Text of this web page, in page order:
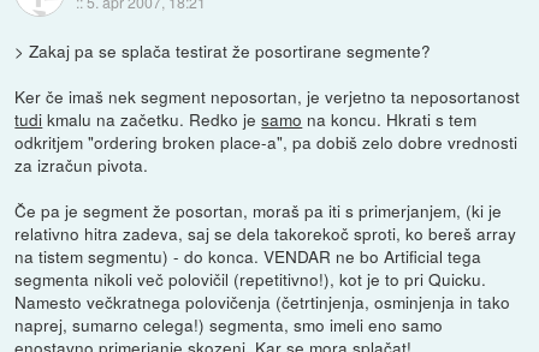
> Zakaj pa se splača testirat že posortirane segmente?
Ker če imaš nek segment neposortan, je verjetno ta neposortanost
tudi kmalu na začetku. Redko jesamo na koncu. Hkrati s tem
odkritjem "ordering broken place-a", pa dobiš zelo dobre vrednosti
za izračun pivota.
Če pa je segment že posortan, moraš pa iti s primerjanjem, (ki je
relativno hitra zadeva, saj se dela takorekoč sproti, ko bereš array
na tistem segmentu) - do konca. VENDAR ne bo Artificial tega
segmenta nikoli več polovičil (repetitivno!), kot je to pri Quicku.
Namesto večkratnega polovičenja (četrtinjenja, osminjenja in tako
naprej, sumarno celega!) segmenta, smo imeli eno samo